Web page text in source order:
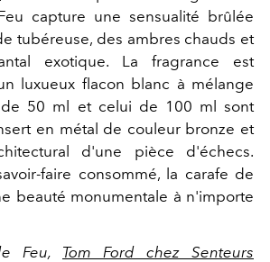
capture une sensualité brûlée
tubéreuse, des ambres chauds et
exotique. La fragrance est
luxueux flacon blanc à mélange
de 50 ml et celui de 100 ml sont
en métal de couleur bronze et
d'une pièce d'échecs.
faire consommé, la carafe de
beauté monumentale à n'importe
Feu, Tom Ford chez Senteurs